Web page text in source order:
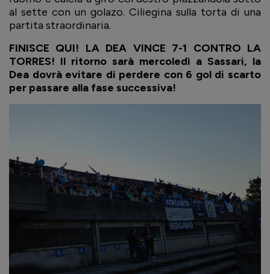
al sette con un golazo. Ciliegina sulla torta di una
partita straordinaria.
FINISCE QUI! LA DEA VINCE 7-1 CONTRO LA
TORRES! Il ritorno sarà mercoledì a Sassari, la
Dea dovrà evitare di perdere con 6 gol di scarto
per passare alla fase successiva!